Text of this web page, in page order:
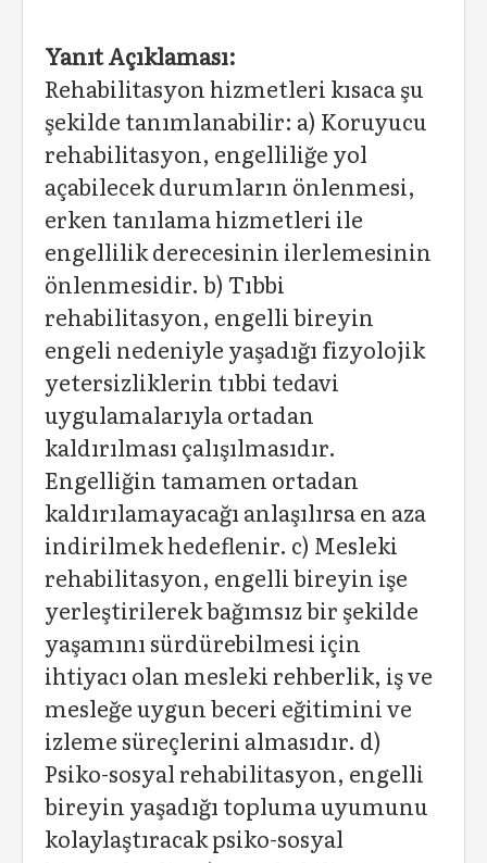
Yanıt Açıklaması:
Rehabilitasyon hizmetleri kısaca şu
şekilde tanımlanabilir: a) Koruyucu
rehabilitasyon, engelliliğe yol
açabilecek durumların önlenmesi,
erken tanılama hizmetleri ile
engellilik derecesinin ilerlemesinin
önlenmesidir. b) Tıbbi
rehabilitasyon, engelli bireyin
engeli nedeniyle yaşadığı fizyolojik
yetersizliklerin tıbbi tedavi
uygulamalarıyla ortadan
kaldırılması çalışılmasıdır.
Engelliğin tamamen ortadan
kaldırılamayacağı anlaşılırsa en aza
indirilmek hedeflenir. c) Mesleki
rehabilitasyon, engelli bireyin işe
yerleştirilerek bağımsız bir şekilde
yaşamını sürdürebilmesi için
ihtiyacı olan mesleki rehberlik, iş ve
mesleğe uygun beceri eğitimini ve
izleme süreçlerini almasıdır. d)
Psiko-sosyal rehabilitasyon, engelli
bireyin yaşadığı topluma uyumunu
kolaylaştıracak psiko-sosyal